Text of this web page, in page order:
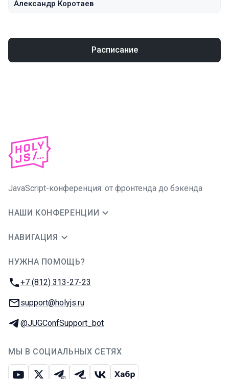
Александр Коротаев
Расписание
JavaScript-конференция: от фронтенда до бэкенда
НАШИ КОНФЕРЕНЦИИ
НАВИГАЦИЯ
НУЖНА ПОМОЩЬ?
Телефон:
+7 (812) 313-27-23
E-mail:
support@holyjs.ru
Телеграм:
@JUGConfSupport_bot
МЫ В СОЦИАЛЬНЫХ СЕТЯХ